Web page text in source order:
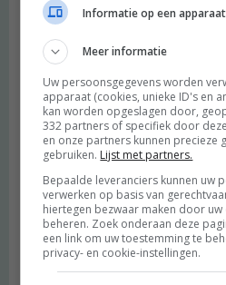
2020 OM
T klopt dat t gaat borrelen maar
losgeweekt. Je kunt er nog n
laten inwerken en daarna
Clean my space op you tube
naar te kijken.
Beantwoorden
Merel schreef:
2020 OM
Oeh, goede tip, dankjewel!
Informatie op een
Meer informatie
Uw persoonsgegevens worden
apparaat (cookies, unieke ID's en
kan worden opgeslagen door,
332 partners of specifiek door
en onze partners kunnen precieze
gebruiken. Lijst met partners.
Bepaalde leveranciers kunnen uw
verwerken op basis van
hiertegen bezwaar maken door
beheren. Zoek onderaan deze
een link om uw toestemming te
privacy- en cookie-instellingen.